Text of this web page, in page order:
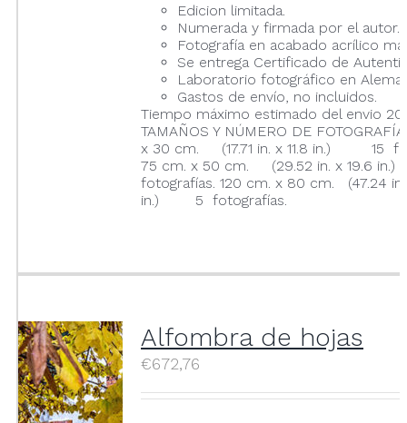
Edicion limitada.
Numerada y firmada por el autor.
Fotografía en acabado acrílico
Se entrega Certificado de
Laboratorio fotográfico en
Gastos de envío, no incluidos.
Tiempo máximo estimado del envio 20
TAMAÑOS Y NÚMERO DE
x 30 cm. (17.71 in. x 11.8 in.) 15
75 cm. x 50 cm. (29.52 in. x 19.6
fotografías. 120 cm. x 80 cm. (47.24 in.
in.) 5 fotografías.
Alfombra de hojas
€672,76